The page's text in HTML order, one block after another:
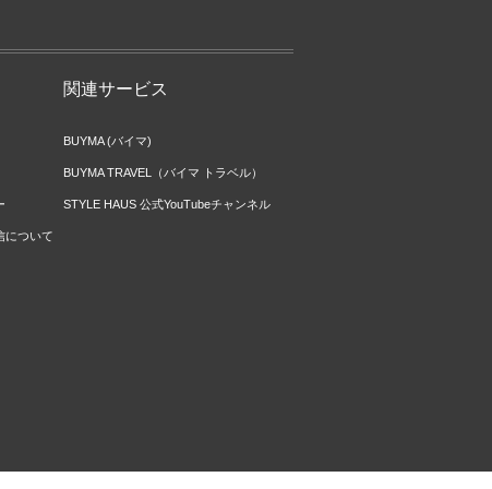
について
関連サービス
BUYMA (バイマ)
BUYMA TRAVEL（バイマ トラベル）
STYLE HAUS 公式YouTubeチャンネル